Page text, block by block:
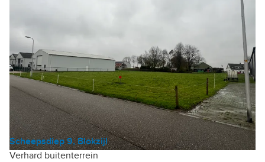
Scheepsdiep 9, Blokzijl
Verhard buitenterrein